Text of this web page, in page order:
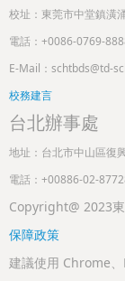
校址：東莞市中堂鎮潢
電話：+0086-0769-
E-Mail：schtbds@td-
校務建言
台北辦事處
地址：台北市中山區復
電話：+00886-02-
Copyright@ 2023
保障政策
建議使用 Chrome